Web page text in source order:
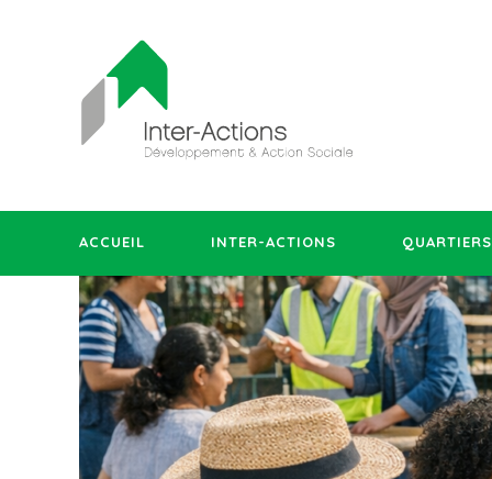
ACCUEIL INTER-ACTIONS QUARTIERS